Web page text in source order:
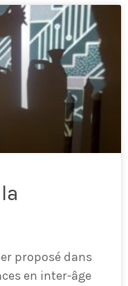
proposé dans
en inter-âge